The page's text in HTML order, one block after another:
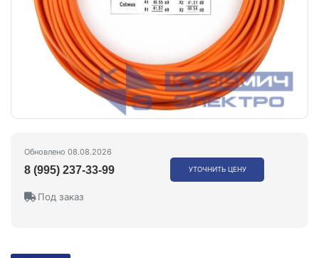
Обновлено 08.08.2026
8 (995) 237-33-99 УТОЧНИТЬ ЦЕНУ
Под заказ